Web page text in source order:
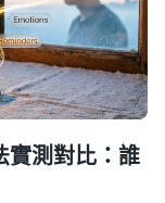
測對比：誰